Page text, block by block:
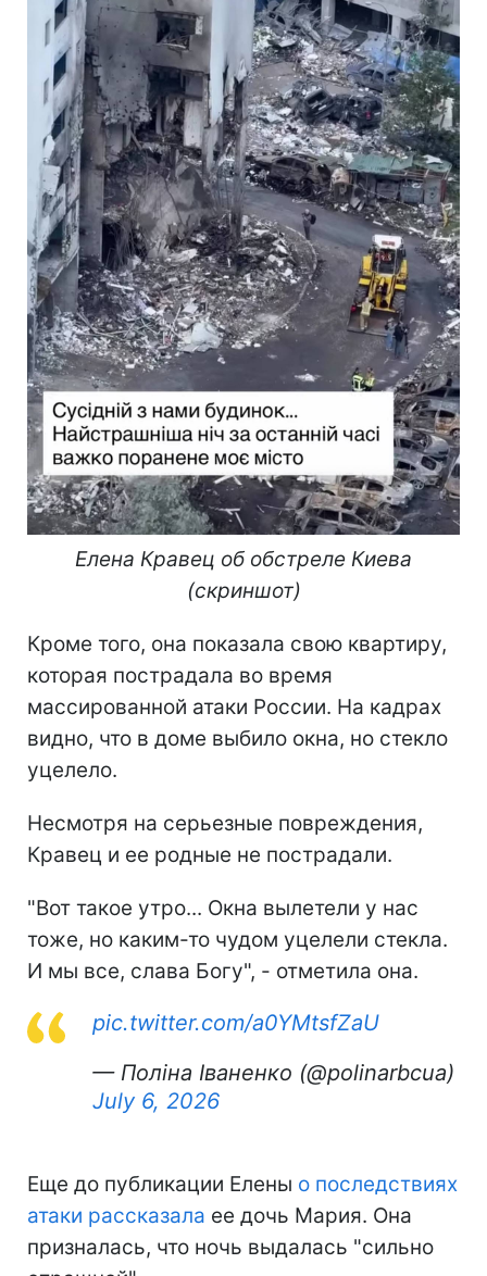
Елена Кравец об обстреле Киева
(скриншот)
Кроме того, она показала свою квартиру,
которая пострадала во время
массированной атаки России. На кадрах
видно, что в доме выбило окна, но стекло
уцелело.
Несмотря на серьезные повреждения,
Кравец и ее родные не пострадали.
"Вот такое утро... Окна вылетели у нас
тоже, но каким-то чудом уцелели стекла.
И мы все, слава Богу", - отметила она.
pic.twitter.com/a0YMtsfZaU
— Поліна Іваненко (@polinarbcua)
July 6, 2026
Еще до публикации Елены о последствиях
атаки рассказала ее дочь Мария. Она
призналась, что ночь выдалась "сильно